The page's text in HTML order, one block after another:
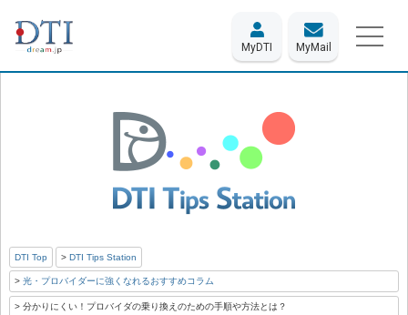
MyDTI MyMail
DTI Top DTI Tips Station
光・プロバイダーに強くなれるおすすめコラム
分かりにくい！プロバイダの乗り換えのための手順や方法とは？